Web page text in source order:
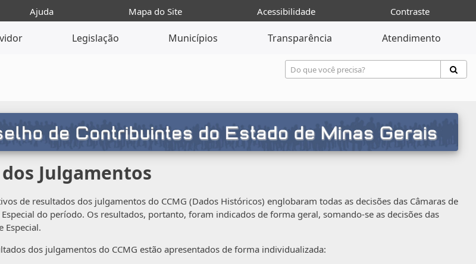
Ajuda Mapa do Site Acessibilidade
Contraste
Legislação Municípios Transparência Atendimento
Julgamentos
de resultados dos julgamentos do CCMG (Dados Históricos) englobaram todas as decisões das Câmaras de
Especial do período. Os resultados, portanto, foram indicados de forma geral, somando-se as decisões das
Especial.
dos julgamentos do CCMG estão apresentados de forma individualizada: